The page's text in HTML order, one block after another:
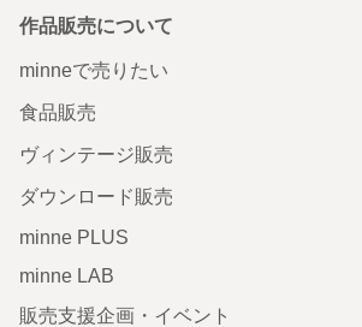
作品販売について
minneで売りたい
食品販売
ヴィンテージ販売
ダウンロード販売
minne PLUS
minne LAB
販売支援企画・イベント